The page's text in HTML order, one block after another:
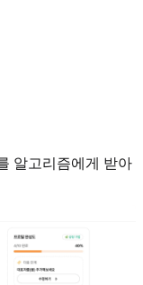
알고리즘에게 받아